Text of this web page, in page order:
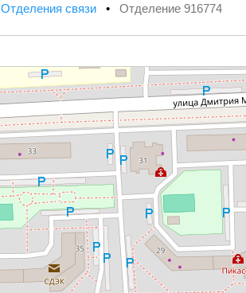
Отделения связи • Отделение 916774